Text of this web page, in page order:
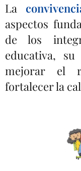
La
aspectos
de los
educativa,
mejorar el
fortalecer la